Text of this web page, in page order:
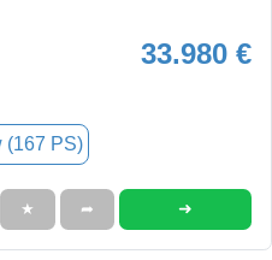
33.980 €
(167 PS)
★ ➦ ➜